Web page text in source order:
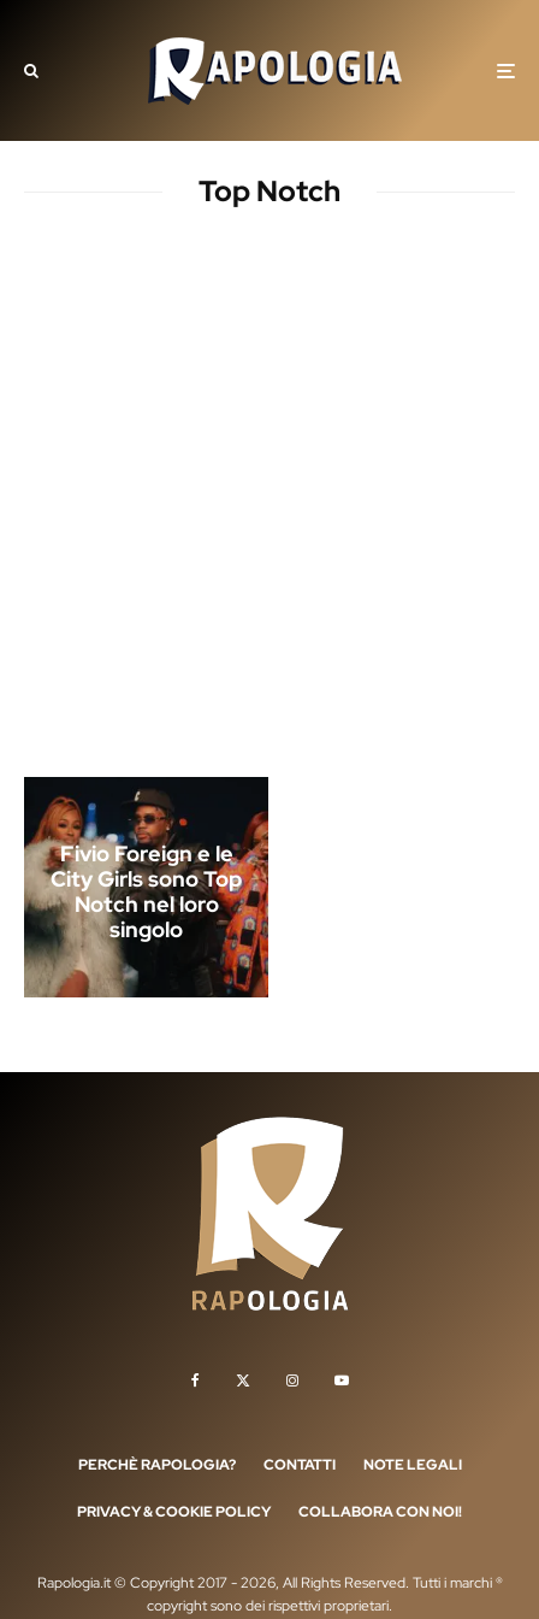
Top Notch
Fivio Foreign e le
City Girls sono Top
Notch nel loro
singolo
PERCHÈ RAPOLOGIA? CONTATTI NOTE LEGALI
PRIVACY & COOKIE POLICY COLLABORA CON NOI!
Rapologia.it © Copyright 2017 - 2026, All Rights Reserved. Tutti i marchi ®
copyright sono dei rispettivi proprietari.